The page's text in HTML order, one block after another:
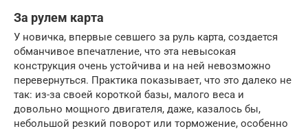
За рулем карта
У новичка, впервые севшего за руль карта, создается
обманчивое впечатление, что эта невысокая
конструкция очень устойчива и на ней невозможно
перевернуться. Практика показывает, что это далеко не
так: из-за своей короткой базы, малого веса и
довольно мощного двигателя, даже, казалось бы,
небольшой резкий поворот или торможение, особенно